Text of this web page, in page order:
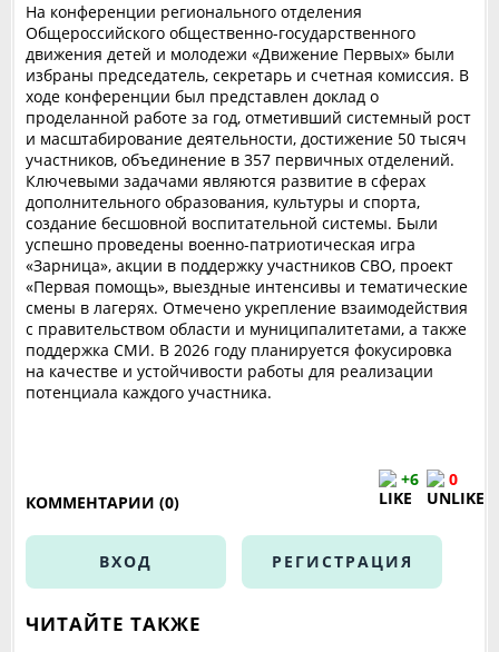
На конференции регионального отделения
Общероссийского общественно-государственного
движения детей и молодежи «Движение Первых» были
избраны председатель, секретарь и счетная комиссия. В
ходе конференции был представлен доклад о
проделанной работе за год, отметивший системный рост
и масштабирование деятельности, достижение 50 тысяч
участников, объединение в 357 первичных отделений.
Ключевыми задачами являются развитие в сферах
дополнительного образования, культуры и спорта,
создание бесшовной воспитательной системы. Были
успешно проведены военно-патриотическая игра
«Зарница», акции в поддержку участников СВО, проект
«Первая помощь», выездные интенсивы и тематические
смены в лагерях. Отмечено укрепление взаимодействия
с правительством области и муниципалитетами, а также
поддержка СМИ. В 2026 году планируется фокусировка
на качестве и устойчивости работы для реализации
потенциала каждого участника.
+6
0
КОММЕНТАРИИ (0)
ВХОД РЕГИСТРАЦИЯ
ЧИТАЙТЕ ТАКЖЕ